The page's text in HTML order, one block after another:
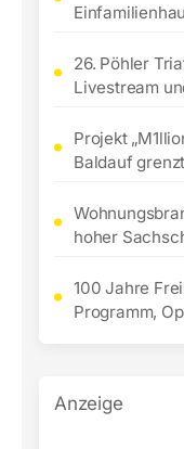
26. Pöhler
Livestream
Projekt
Baldauf
hoher
100 Jahre
Programm,
Anzeige